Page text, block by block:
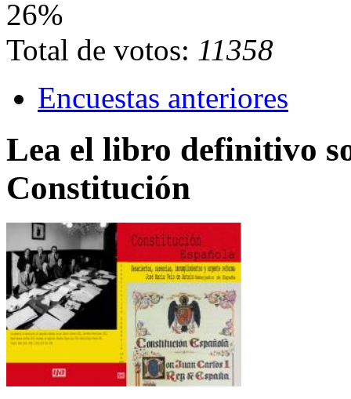
26%
Total de votos: 11358
Encuestas anteriores
Lea el libro definitivo
Constitución